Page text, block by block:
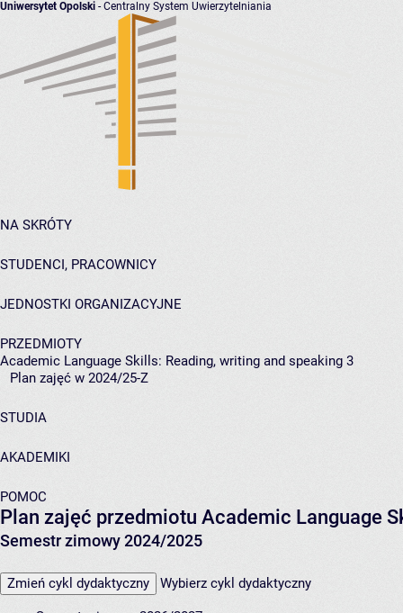
Uniwersytet Opolski - Centralny System Uwierzytelniania
NA SKRÓTY
STUDENCI, PRACOWNICY
JEDNOSTKI ORGANIZACYJNE
PRZEDMIOTY
Academic Language Skills: Reading, writing and speaking 3
Plan zajęć w 2024/25-Z
STUDIA
AKADEMIKI
POMOC
Plan zajęć przedmiotu Academic Language
Semestr zimowy 2024/2025
Zmień cykl dydaktyczny Wybierz cykl dydaktyczny